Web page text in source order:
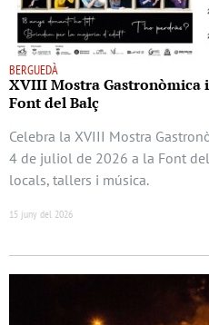
BERGUEDÀ
XVIII Mostra Gastronòmica
Font del Balç
Celebra la XVIII Mostra
4 de juliol de 2026 a la Font
locals, tallers i música.
15 juny del 2026